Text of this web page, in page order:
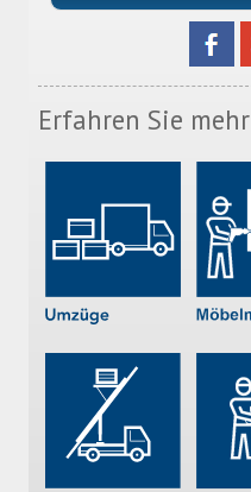
Erfahren Sie mehr